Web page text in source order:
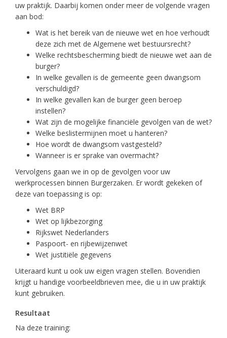
uw praktijk. Daarbij komen onder meer de volgende vragen
aan bod:
Wat is het bereik van de nieuwe wet en hoe verhoudt
deze zich met de Algemene wet bestuursrecht?
Welke rechtsbescherming biedt de nieuwe wet aan de
burger?
In welke gevallen is de gemeente geen dwangsom
verschuldigd?
In welke gevallen kan de burger geen beroep
instellen?
Wat zijn de mogelijke financiële gevolgen van de wet?
Welke beslistermijnen moet u hanteren?
Hoe wordt de dwangsom vastgesteld?
Wanneer is er sprake van overmacht?
Vervolgens gaan we in op de gevolgen voor uw
werkprocessen binnen Burgerzaken. Er wordt gekeken of
deze van toepassing is op:
Wet BRP
Wet op lijkbezorging
Rijkswet Nederlanders
Paspoort- en rijbewijzenwet
Wet justitiële gegevens
Uiteraard kunt u ook uw eigen vragen stellen. Bovendien
krijgt u handige voorbeeldbrieven mee, die u in uw praktijk
kunt gebruiken.
Resultaat
Na deze training: